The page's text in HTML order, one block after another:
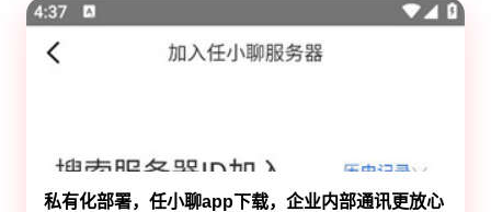
私有化部署，任小聊app下载，企业内部通讯更放心